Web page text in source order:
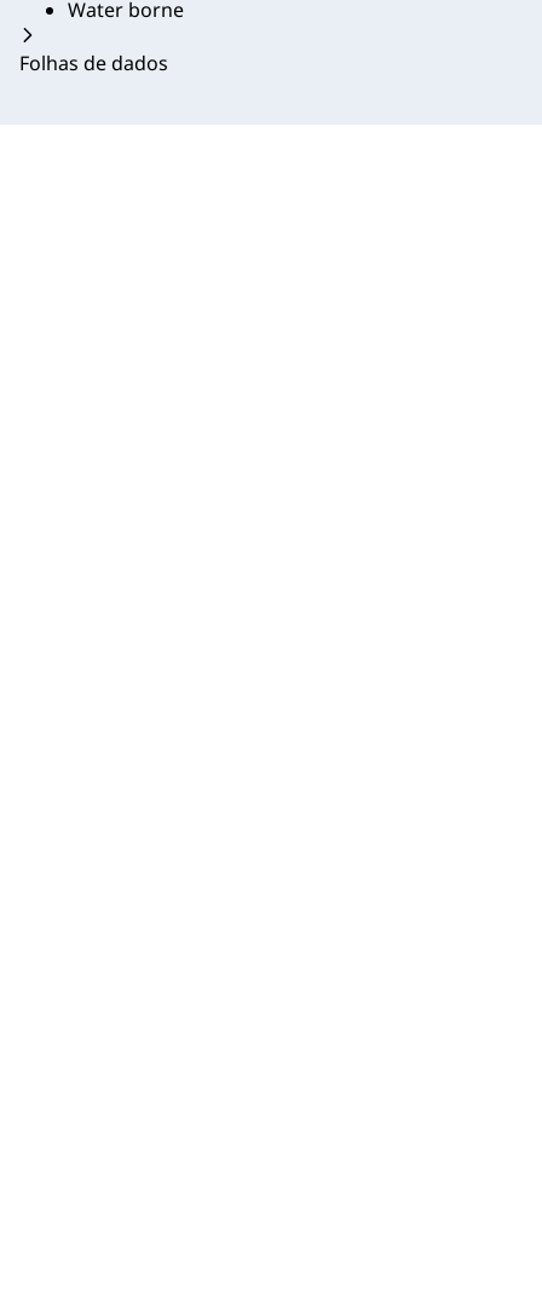
Water borne
Folhas de dados